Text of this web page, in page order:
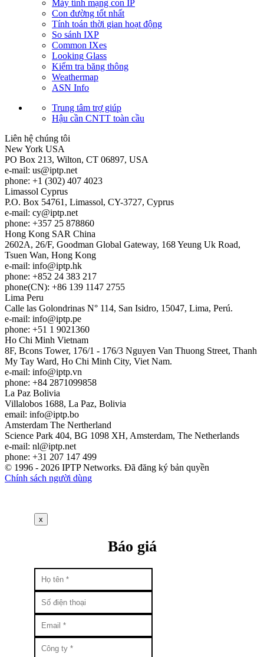
Máy tính mạng con IP
Con đường tốt nhất
Tính toán thời gian hoạt động
So sánh IXP
Common IXes
Looking Glass
Kiểm tra băng thông
Weathermap
ASN Info
Trung tâm trợ giúp
Hậu cần CNTT toàn cầu
Liên hệ chúng tôi
New York USA
PO Box 213, Wilton, CT 06897, USA
e-mail: us
iptp.net
phone: +1 (302) 407 4023
Limassol Cyprus
P.O. Box 54761, Limassol, CY-3727, Cyprus
e-mail: cy
iptp.net
phone: +357 25 878860
Hong Kong SAR China
2602A, 26/F, Goodman Global Gateway, 168 Yeung Uk Road,
Tsuen Wan, Hong Kong
e-mail: info
iptp.hk
phone: +852 24 383 217
phone(CN): +86 139 1147 2755
Lima Peru
Calle las Golondrinas N° 114, San Isidro, 15047, Lima, Perú.
e-mail: info
iptp.pe
phone: +51 1 9021360
Ho Chi Minh Vietnam
8F, Bcons Tower, 176/1 - 176/3 Nguyen Van Thuong Street, Thanh
My Tay Ward, Ho Chi Minh City, Viet Nam.
e-mail: info
iptp.vn
phone: +84 2871099858
La Paz Bolivia
Villalobos 1688, La Paz, Bolivia
email: info
iptp.bo
Amsterdam The Nertherland
Science Park 404, BG 1098 XH, Amsterdam, The Netherlands
e-mail: nl
iptp.net
phone: +31 207 147 499
© 1996 - 2026 IPTP Networks. Đã đăng ký bản quyền
Chính sách người dùng
x
Báo giá